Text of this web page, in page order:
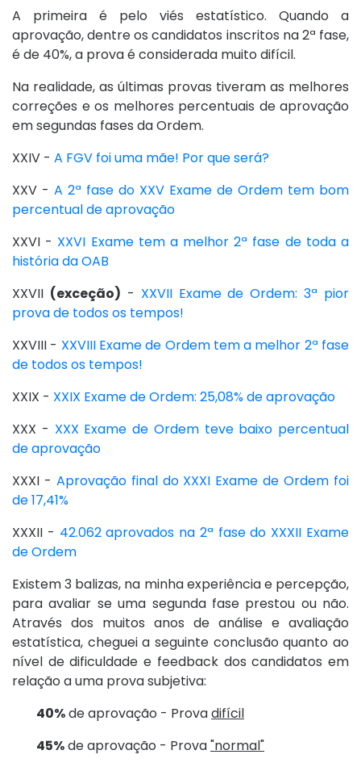
A primeira é pelo viés estatístico. Quando a
aprovação, dentre os candidatos inscritos na 2ª fase,
é de 40%, a prova é considerada muito difícil.
Na realidade, as últimas provas tiveram as melhores
correções e os melhores percentuais de aprovação
em segundas fases da Ordem.
XXIV - A FGV foi uma mãe! Por que será?
XXV - A 2ª fase do XXV Exame de Ordem tem bom
percentual de aprovação
XXVI - XXVI Exame tem a melhor 2ª fase de toda a
história da OAB
XXVII (exceção) - XXVII Exame de Ordem: 3ª pior
prova de todos os tempos!
XXVIII - XXVIII Exame de Ordem tem a melhor 2ª fase
de todos os tempos!
XXIX - XXIX Exame de Ordem: 25,08% de aprovação
XXX - XXX Exame de Ordem teve baixo percentual
de aprovação
XXXI - Aprovação final do XXXI Exame de Ordem foi
de 17,41%
XXXII - 42.062 aprovados na 2ª fase do XXXII Exame
de Ordem
Existem 3 balizas, na minha experiência e percepção,
para avaliar se uma segunda fase prestou ou não.
Através dos muitos anos de análise e avaliação
estatística, cheguei a seguinte conclusão quanto ao
nível de dificuldade e feedback dos candidatos em
relação a uma prova subjetiva:
40%de aprovação - Provadifícil
45%de aprovação - Prova"normal"